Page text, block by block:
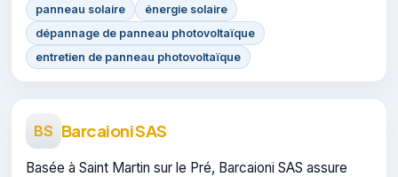
panneau solaire
énergie solaire
dépannage de panneau photovoltaïque
entretien de panneau photovoltaïque
BS Barcaioni SAS
Basée à Saint Martin sur le Pré, Barcaioni SAS assure